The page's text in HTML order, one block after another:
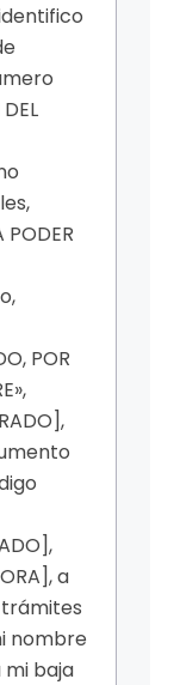
PODER
POR
a
nombre
baja